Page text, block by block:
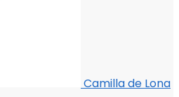
Camilla de Lona